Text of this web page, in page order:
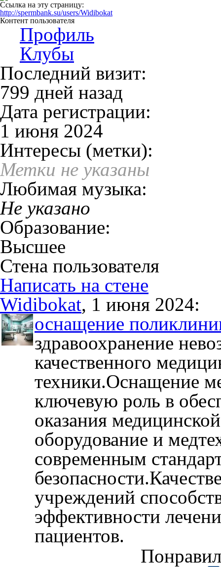
Ссылка на эту страницу:
http://spermbank.su/users/Widibokat
Контент пользователя
Профиль
Клубы
Последний визит:
799 дней назад
Дата регистрации:
1 июня 2024
Интересы (метки):
Метки не указаны
Любимая музыка:
Не указано
Образование:
Высшее
Стена пользователя
Написать на стене
Widibokat, 1 июня 2024:
оснащение
здравоохранение
качественного
техники.Оснащение
ключевую роль в
оказания
оборудование и
современным
учреждений
эффективности
пациентов.